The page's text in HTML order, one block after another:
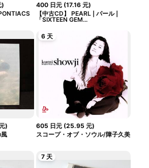
)
400 日元 (17.16 元)
【中古CD】 PEARL | パール |
「SIXTEEN GEM...
)
6 天
605 日元 (25.95 元)
スコープ・オブ・ソウル/障子久美
7 天